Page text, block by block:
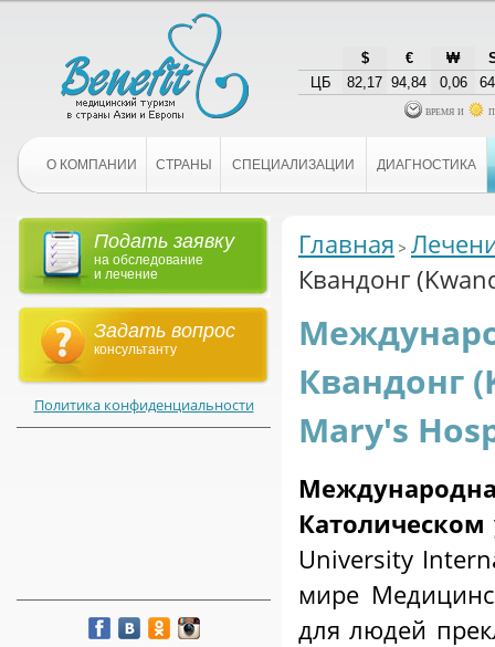
$ € ₩
ЦБ
82,17 94,84 0,06
время и
О КОМПАНИИ СТРАНЫ СПЕЦИАЛИЗАЦИИ ДИАГНОСТИКА
Подать заявку
на обследование
и лечение
Задать вопрос
консультанту
Политика конфиденциальности
Главная
Квандонг
Квандонг
Mary's
Католическом
University
мире
для людей